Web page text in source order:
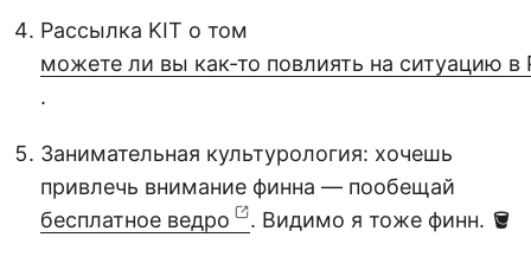
Рассылка KIT о том
можете ли вы как-то повлиять на ситуацию
.
Занимательная культурология: хочешь
привлечь внимание финна — пообещай
бесплатное ведро
. Видимо я тоже финн. 🪣